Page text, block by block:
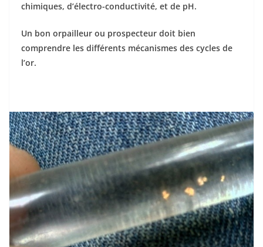
chimiques, d’électro-conductivité, et de pH.
Un bon orpailleur ou prospecteur doit bien
comprendre les différents mécanismes des cycles de
l’or.